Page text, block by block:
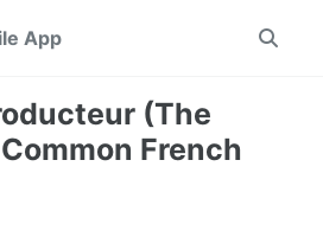
App
Toggle
(The
French